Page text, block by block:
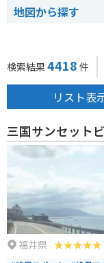
地図から探す
検索結果 4418 件
リスト表
三国サンセット
福井県